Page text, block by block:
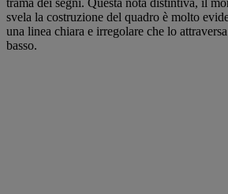
svela la costruzione del quadro è molto
una linea chiara e irregolare che lo
basso.